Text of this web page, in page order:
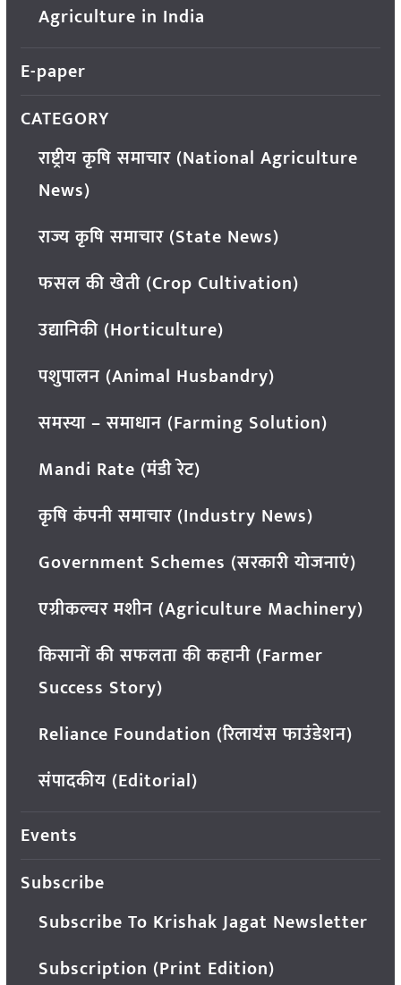
Agriculture in India
E-paper
CATEGORY
राष्ट्रीय कृषि समाचार (National Agriculture
News)
राज्य कृषि समाचार (State News)
फसल की खेती (Crop Cultivation)
उद्यानिकी (Horticulture)
पशुपालन (Animal Husbandry)
समस्या – समाधान (Farming Solution)
Mandi Rate (मंडी रेट)
कृषि कंपनी समाचार (Industry News)
Government Schemes (सरकारी योजनाएं)
एग्रीकल्चर मशीन (Agriculture Machinery)
किसानों की सफलता की कहानी (Farmer
Success Story)
Reliance Foundation (रिलायंस फाउंडेशन)
संपादकीय (Editorial)
Events
Subscribe
Subscribe To Krishak Jagat Newsletter
Subscription (Print Edition)